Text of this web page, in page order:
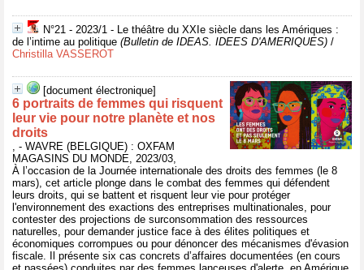
N°21 - 2023/1 - Le théâtre du XXIe siècle dans les Amériques :
de l’intime au politique (Bulletin de IDEAS. IDEES D'AMERIQUES) /
Christilla VASSEROT
[document électronique]
6 portraits de femmes qui risquent
leur vie pour notre planète et nos
droits
, - WAVRE (BELGIQUE) : OXFAM
MAGASINS DU MONDE, 2023/03,
À l’occasion de la Journée internationale des droits des femmes (le 8
mars), cet article plonge dans le combat des femmes qui défendent
leurs droits, qui se battent et risquent leur vie pour protéger
l'environnement des exactions des entreprises multinationales, pour
contester des projections de surconsommation des ressources
naturelles, pour demander justice face à des élites politiques et
économiques corrompues ou pour dénoncer des mécanismes d'évasion
fiscale. Il présente six cas concrets d’affaires documentées (en cours